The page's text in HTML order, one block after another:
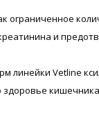
ограниченное
и
линейки Vetline